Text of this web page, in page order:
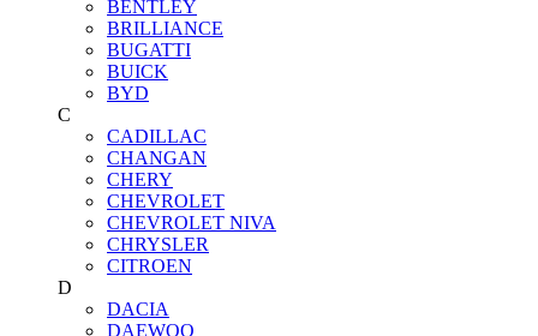
BENTLEY
BRILLIANCE
BUGATTI
BUICK
BYD
C
CADILLAC
CHANGAN
CHERY
CHEVROLET
CHEVROLET NIVA
CHRYSLER
CITROEN
D
DACIA
DAEWOO